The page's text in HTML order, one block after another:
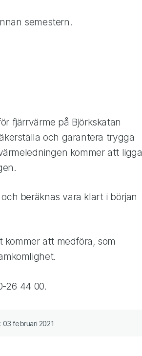
semestern.
fjärrvärme på Björkskatan
och garantera trygga
kommer att ligga
beräknas vara klart i början
att medföra, som
26 44 00.
februari 2021